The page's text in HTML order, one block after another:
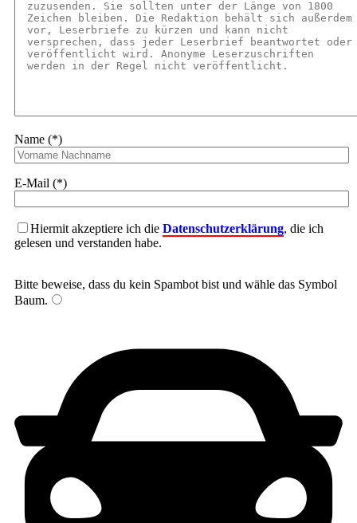
Name (*)
E-Mail (*)
Hiermit akzeptiere ich die Datenschutzerklärung, die ich
gelesen und verstanden habe.
Bitte beweise, dass du kein Spambot bist und wähle das Symbol
Baum.